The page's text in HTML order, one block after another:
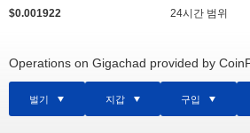
$0.001922 24시간 범위
Operations on Gigachad provided by
벌기 지갑 구입